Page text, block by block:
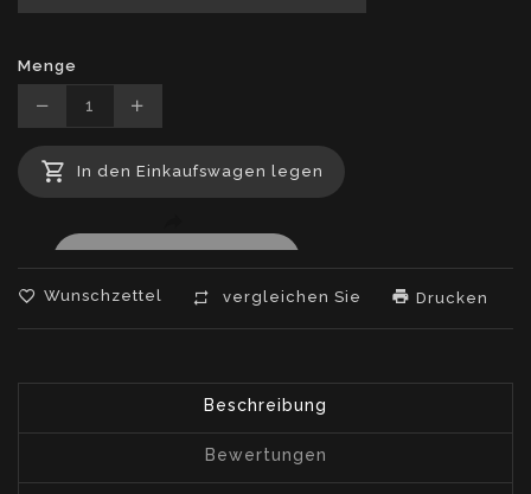
Menge
Translation
missing:
de.products.product.decrease
Translation
missing:
de.products.product.increase
In den Einkaufswagen legen
Wunschzettel vergleichen Sie Drucken
Beschreibung
Bewertungen